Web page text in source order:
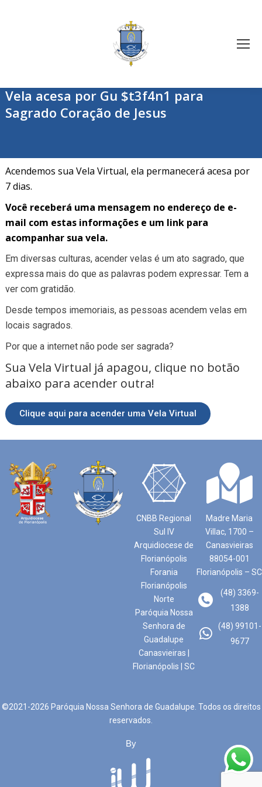
Vela acesa por Gu $t3f4n1 para
Sagrado Coração de Jesus
Acendemos sua Vela Virtual, ela permanecerá acesa por
7 dias.
Você receberá uma mensagem no endereço de e-
mail com estas informações e um link para
acompanhar sua vela.
Em diversas culturas, acender velas é um ato sagrado, que
expressa mais do que as palavras podem expressar. Tem a
ver com gratidão.
Desde tempos imemoriais, as pessoas acendem velas em
locais sagrados.
Por que a internet não pode ser sagrada?
Sua Vela Virtual já apagou, clique no botão
abaixo para acender outra!
Clique aqui para acender uma Vela Virtual
CNBB Regional
Sul IV
Arquidiocese de
Florianópolis
Forania
Florianópolis
Norte
Paróquia Nossa
Senhora de
Guadalupe
Canasvieiras |
Florianópolis | SC
Madre Maria
Villac, 1700 –
Canasvieiras
88054-001
Florianópolis – SC
(48) 3369-
1388
(48) 99101-
9677
©2021-2026 Paróquia Nossa Senhora de Guadalupe. Todos os direitos
reservados.
By